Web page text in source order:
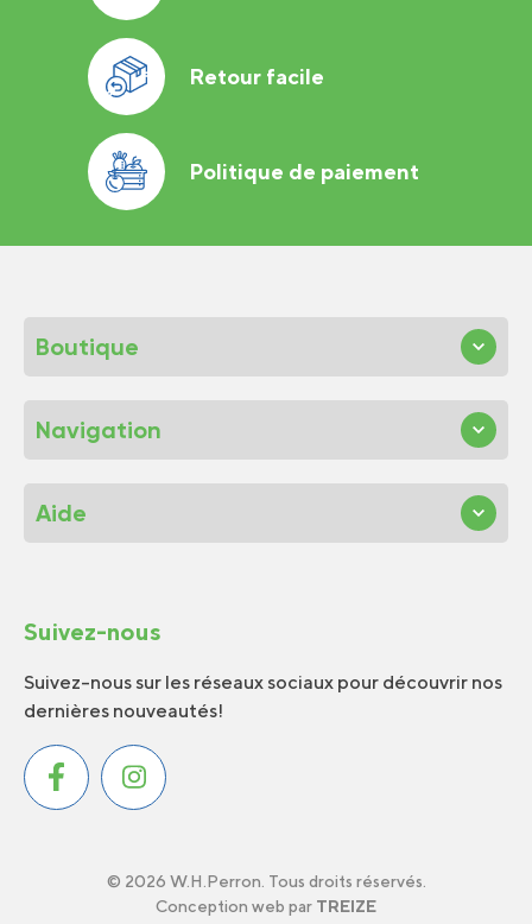
Retour facile
Politique de paiement
Boutique
Navigation
Aide
Suivez-nous
Suivez-nous sur les réseaux sociaux pour découvrir nos
dernières nouveautés!
© 2026 W.H.Perron. Tous droits réservés.
Conception web par TREIZE